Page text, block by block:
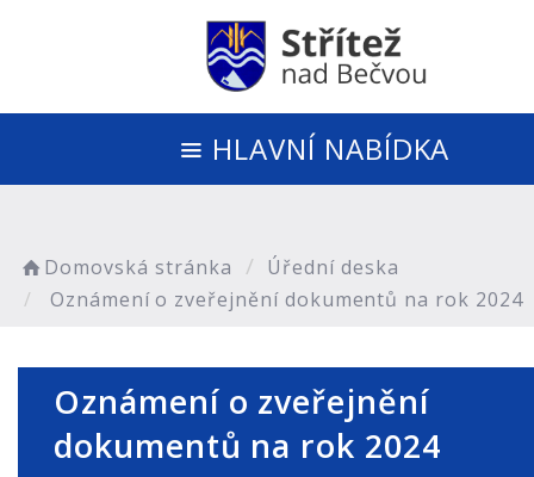
HLAVNÍ NABÍDKA
Domovská stránka
Úřední deska
Oznámení o zveřejnění dokumentů na rok 2024
Oznámení o zveřejnění
dokumentů na rok 2024